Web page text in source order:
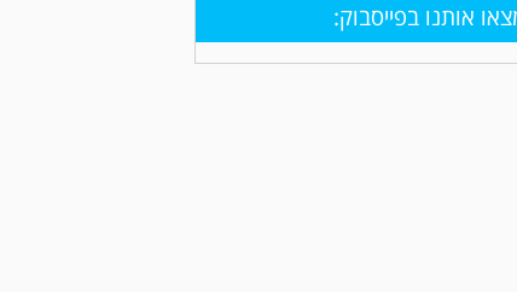
אותנו בפייסבוק: